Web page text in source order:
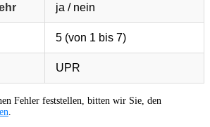
ja / nein
5 (von 1 bis 7)
UPR
Fehler feststellen, bitten wir Sie, den